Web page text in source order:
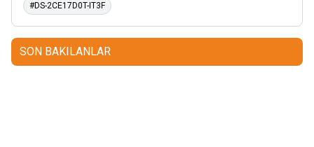
#DS-2CE17D0T-IT3F
SON BAKILANLAR